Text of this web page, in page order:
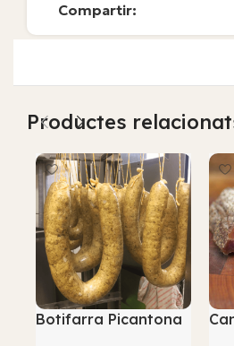
Compartir:
Productes
Botifarra Picantona